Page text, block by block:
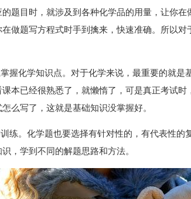
题目时，就涉及到各种化学品的用量，让你在
做题写方程式时手到擒来，快速准确。所以对
握化学知识点。对于化学来说，最重要的就是
本已经很熟悉了，就懒惰了，可是真正考试时
么写了，这就是基础知识没掌握好。
练。化学题也要选择有针对性的，有代表性的
，学到不同的解题思路和方法。